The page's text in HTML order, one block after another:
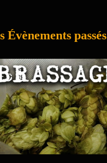
Évènements passés